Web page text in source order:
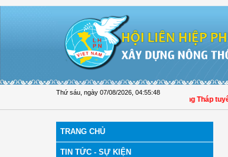
Thứ sáu, ngày 07/08/2026 04:55:49
Hội LHPN tỉnh Đồng Tháp tuyên
TRANG CHỦ
TIN TỨC - SỰ KIỆN